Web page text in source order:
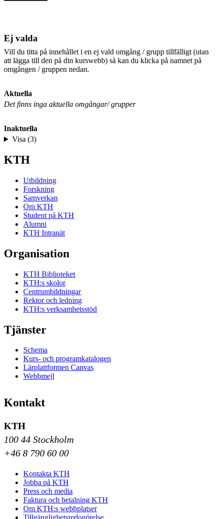
Ej valda
Vill du titta på innehållet i en ej vald omgång / grupp tillfälligt (utan
att lägga till den på din kurswebb) så kan du klicka på namnet på
omgången / gruppen nedan.
Aktuella
Det finns inga aktuella omgångar/ grupper
Inaktuella
Visa (3)
KTH
Utbildning
Forskning
Samverkan
Om KTH
Student på KTH
Alumni
KTH Intranät
Organisation
KTH Biblioteket
KTH:s skolor
Centrumbildningar
Rektor och ledning
KTH:s verksamhetsstöd
Tjänster
Schema
Kurs- och programkatalogen
Lärplattformen Canvas
Webbmejl
Kontakt
KTH
100 44 Stockholm
+46 8 790 60 00
Kontakta KTH
Jobba på KTH
Press och media
Faktura och betalning KTH
Om KTH:s webbplatser